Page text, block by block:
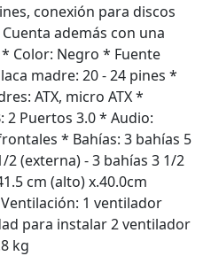
conexión para discos
además con una
Color: Negro * Fuente
madre: 20 - 24 pines *
ATX, micro ATX *
2 Puertos 3.0 * Audio:
* Bahías: 3 bahías 5
2 (externa) - 3 bahías 3 1/2
cm (alto) x.40.0cm
1 ventilador
para instalar 2 ventilador
kg